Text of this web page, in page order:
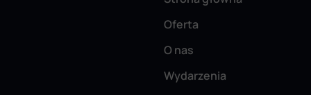
Oferta
O nas
Wydarzenia